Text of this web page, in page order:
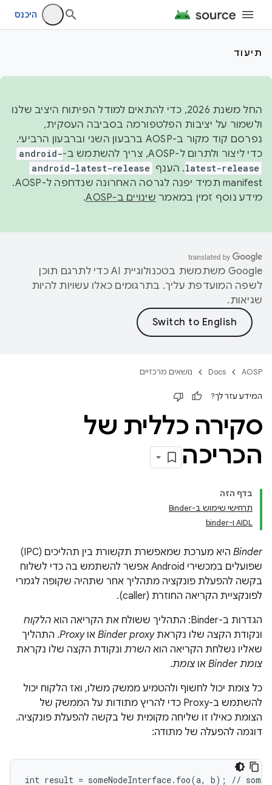
היכנס
תיעוד
החל משנת 2026, כדי להתאים למודל הפיתוח היציב שלנו
ולשמור על יציבות הפלטפורמה בסביבה העסקית,
נפרסם קוד מקור ב-AOSP ברבעון השני וברבעון הרביעי.
כדי ליצור ולתרום ל-AOSP, צריך להשתמש ב-
android-
latest-release. הענף android-latest-release
manifest תמיד יפנה לגרסה האחרונה שנדחפה ל-AOSP.
מידע נוסף זמין במאמר שינויים ב-AOSP .
‫Google משתמשת בטכנולוגיית AI כדי לתרגם תוכן
לשפה המועדפת עליך. בתרגומים כאלו עשויות להיות
שגיאות.
AOSP
Docs נושאים מרכזיים
המידע עזר לך?
סקירה כללית של
הכריכה
בדף הזה
תרחישי שימוש ב-Binder
‫AIDL ו-binder
Binder
היא מערכת שמאפשרת תקשורת בין תהליכים (IPC)
שפועלים במכשירי Android אפשר להשתמש בה כדי לשלוח
בקשה להפעלת פונקציה מתהליך אחר שתהיה שקופה לגמרי
לפונקציית הקריאה החוזרת (caller).
הגדרות ב-Binder: התהליך ששולח את הקריאה הוא
הלקוח
ונקודת הקצה שלו נקראתBinder proxy אוProxy. התהליך
שאליו נשלחת הקריאה הוא השרת ונקודת הקצה שלו נקראת
צומת Binder
או צומת.
כל צומת יכול לחשוף ולהטמיע ממשק משלו, ואז הלקוח יכול
להשתמש ב-Proxy כדי להריץ מתודות על הממשק של
הצומת כאילו זו שליחה מקומית של בקשה להפעלת פונקציה.
דוגמה להפעלה של מתודה: